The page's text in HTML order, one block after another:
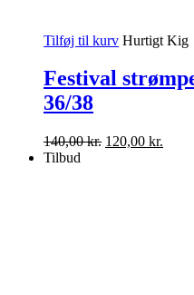
Tilføj til kurv Hurtigt Kig
Festival
36/38
140,00kr. Den
120,00 kr.
Tilbud